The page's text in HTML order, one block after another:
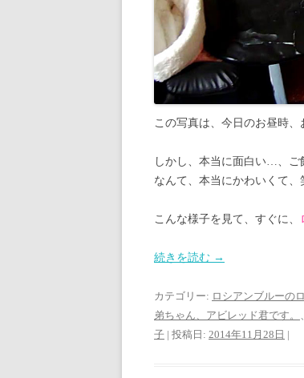
この写真は、今日のお昼時
しかし、本当に面白い…、ご
なんて、本当にかわいくて、
こんな様子を見て、すぐに、
続きを読む →
カテゴリー: ロシアンブルーの
弟ちゃん、アビレッド君です。
子 | 投稿日: 2014年11月28日 |